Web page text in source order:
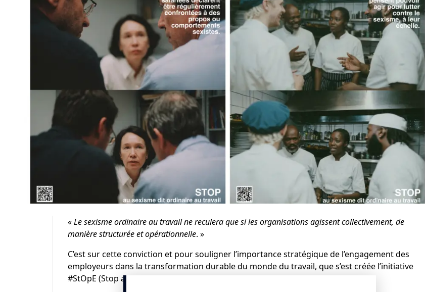
«Le sexisme ordinaire au travail ne reculera que si les organisations agissent collectivement, de
manière structurée et opérationnelle. »
C’est sur cette conviction et pour souligner l’importance stratégique de l’engagement des
employeurs dans la transformation durable du monde du travail, que s’est créée l’initiative
#StOpE (Stop au Sexisme dit Ordinaire en Entreprise).